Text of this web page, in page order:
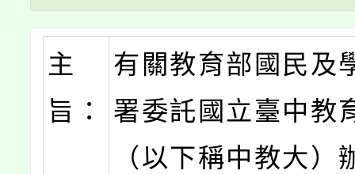
主
旨：
有關教育部國民及
署委託國立臺中教
（以下稱中教大）